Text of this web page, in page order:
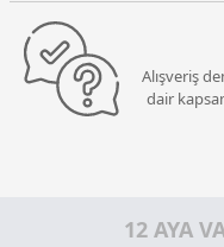
Alışveriş
dair
12 AYA